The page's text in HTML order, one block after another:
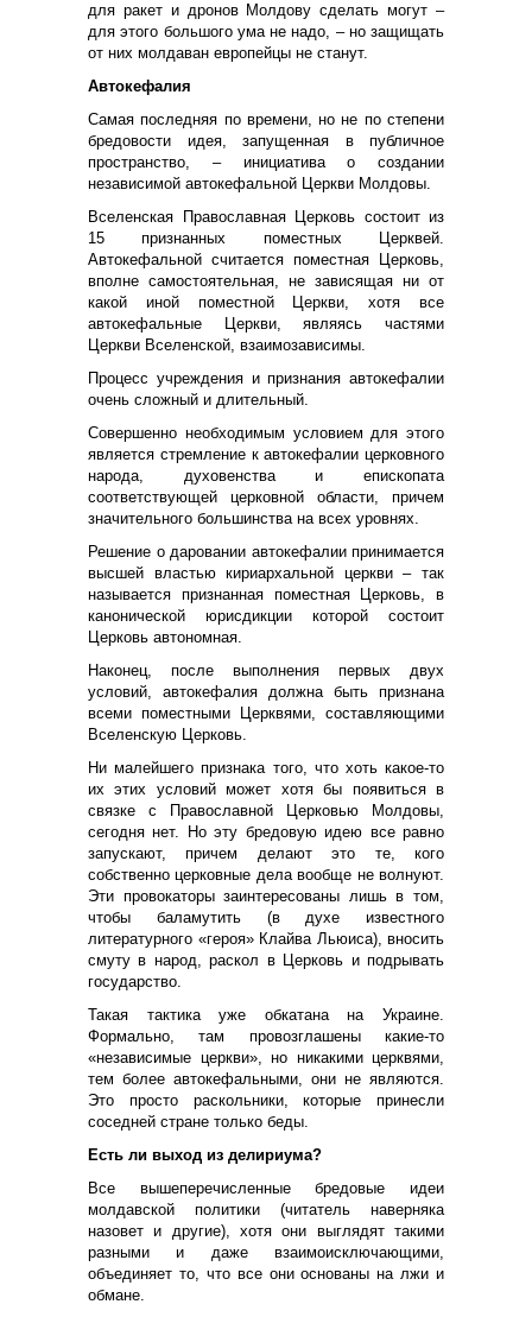
для ракет и дронов Молдову сделать могут –
для этого большого ума не надо, – но защищать
от них молдаван европейцы не станут.
Автокефалия
Самая последняя по времени, но не по степени
бредовости идея, запущенная в публичное
пространство, – инициатива о создании
независимой автокефальной Церкви Молдовы.
Вселенская Православная Церковь состоит из
15 признанных поместных Церквей.
Автокефальной считается поместная Церковь,
вполне самостоятельная, не зависящая ни от
какой иной поместной Церкви, хотя все
автокефальные Церкви, являясь частями
Церкви Вселенской, взаимозависимы.
Процесс учреждения и признания автокефалии
очень сложный и длительный.
Совершенно необходимым условием для этого
является стремление к автокефалии церковного
народа, духовенства и епископата
соответствующей церковной области, причем
значительного большинства на всех уровнях.
Решение о даровании автокефалии принимается
высшей властью кириархальной церкви – так
называется признанная поместная Церковь, в
канонической юрисдикции которой состоит
Церковь автономная.
Наконец, после выполнения первых двух
условий, автокефалия должна быть признана
всеми поместными Церквями, составляющими
Вселенскую Церковь.
Ни малейшего признака того, что хоть какое-то
их этих условий может хотя бы появиться в
связке с Православной Церковью Молдовы,
сегодня нет. Но эту бредовую идею все равно
запускают, причем делают это те, кого
собственно церковные дела вообще не волнуют.
Эти провокаторы заинтересованы лишь в том,
чтобы баламутить (в духе известного
литературного «героя» Клайва Льюиса), вносить
смуту в народ, раскол в Церковь и подрывать
государство.
Такая тактика уже обкатана на Украине.
Формально, там провозглашены какие-то
«независимые церкви», но никакими церквями,
тем более автокефальными, они не являются.
Это просто раскольники, которые принесли
соседней стране только беды.
Есть ли выход из делириума?
Все вышеперечисленные бредовые идеи
молдавской политики (читатель наверняка
назовет и другие), хотя они выглядят такими
разными и даже взаимоисключающими,
объединяет то, что все они основаны на лжи и
обмане.